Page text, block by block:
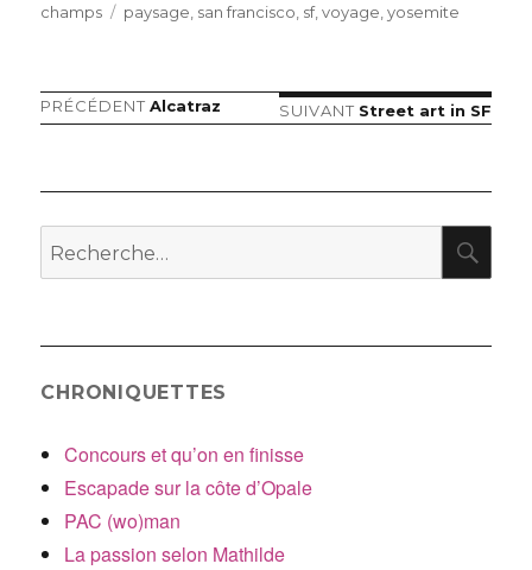
le
champs
Étiquettes
paysage san francisco sf,voyage ,yosemite
Navigation
PRÉCÉDENT Article
précédent :
Alcatraz SUIVANT Article
Street art in SF
Recherche
pour
CHRONIQUETTES
Concours et qu’on en finisse
Escapade sur la côte d’Opale
PAC (wo)man
La passion selon Mathilde